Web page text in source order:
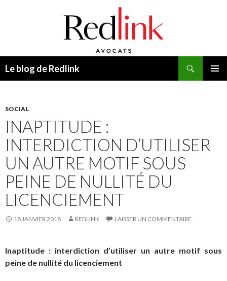
Le blog de Redlink
SOCIAL
INAPTITUDE :
INTERDICTION D’UTILISER
UN AUTRE MOTIF SOUS
PEINE DE NULLITÉ DU
LICENCIEMENT
18 JANVIER 2018 REDLINK LAISSER UN COMMENTAIRE
Inaptitude : interdiction d’utiliser un autre motif sous
peine de nullité du licenciement